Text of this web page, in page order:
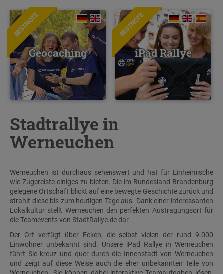
BESTNOTE
Geocaching
BESTNOTE
iPad Rallye
Stadtrallye in
Werneuchen
Werneuchen ist durchaus sehenswert und hat für Einheimische
wie Zugereiste einiges zu bieten. Die im Bundesland Brandenburg
gelegene Ortschaft blickt auf eine bewegte Geschichte zurück und
strahlt diese bis zum heutigen Tage aus. Dank einer interessanten
Lokalkultur stellt Werneuchen den perfekten Austragungsort für
die Teamevents von StadtRallye.de dar.
Der Ort verfügt über Ecken, die selbst vielen der rund 9.000
Einwohner unbekannt sind. Unsere iPad Rallye in Werneuchen
führt Sie kreuz und quer durch die Innenstadt von Werneuchen
und zeigt auf diese Weise auch die eher unbekannten Teile von
Werneuchen. Sie können dabei interaktive Teamaufgaben lösen,